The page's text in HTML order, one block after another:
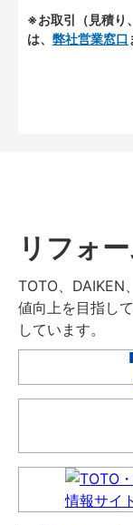
※お取引（見積り
は、 弊社営業窓口
リフォ
TOTO、DAIKEN
値向上を目指し
しています。